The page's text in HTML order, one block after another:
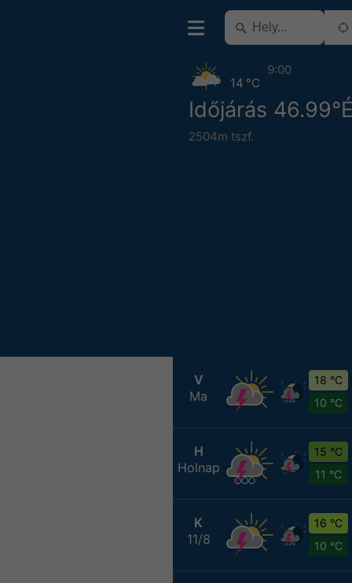
Időjárás
2504m tszf.
14 °C
9:00
V
Ma
18 °C
10 °C
H
Holnap
15 °C
11 °C
K
11/8
16 °C
10 °C